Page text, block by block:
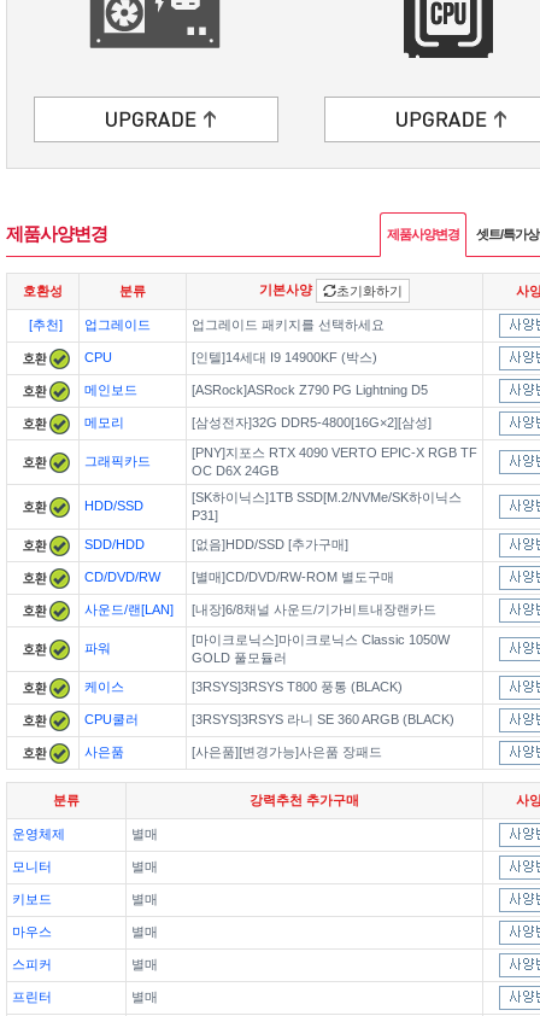
제품사양변경 제품사양변경 셋트/특가
호환성 분류 기본사양 초기화하기 사
[추천] 업그레이드 업그레이드 패키지를 선택하세요
CPU [인텔]14세대 I9 14900KF (박스)
메인보드 [ASRock]ASRock Z790 PG Lightning D5
메모리 [삼성전자]32G DDR5-4800[16G×2][삼성]
그래픽카드
[PNY]지포스 RTX 4090 VERTO EPIC-X RGB TF
OC D6X 24GB
HDD/SSD
[SK하이닉스]1TB SSD[M.2/NVMe/SK하이닉스
P31]
SDD/HDD
[없음]HDD/SSD [추가구매]
CD/DVD/RW [별매]CD/DVD/RW-ROM 별도구매
사운드/랜[LAN] [내장]6/8채널 사운드/기가비트내장랜카드
파워
[마이크로닉스]마이크로닉스 Classic 1050W
GOLD 풀모듈러
케이스
[3RSYS]3RSYS T800 풍통 (BLACK)
CPU쿨러 [3RSYS]3RSYS 라니 SE 360 ARGB (BLACK)
사은품 [사은품][변경가능]사은품 장패드
분류 강력추천 추가구매 사
운영체제 별매
모니터 별매
키보드 별매
마우스 별매
스피커 별매
프린터 별매